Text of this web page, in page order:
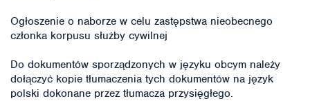
Ogłoszenie o naborze w celu zastępstwa nieobecnego
członka korpusu służby cywilnej
Do dokumentów sporządzonych w języku obcym należy
dołączyć kopie tłumaczenia tych dokumentów na język
polski dokonane przez tłumacza przysięgłego.